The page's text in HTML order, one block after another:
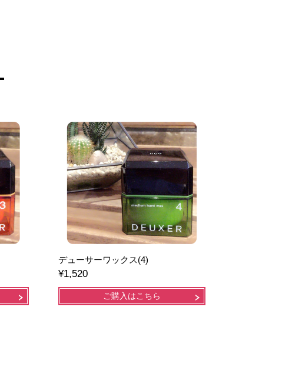
デューサーワックス(4)
¥1,520
ご購入はこちら